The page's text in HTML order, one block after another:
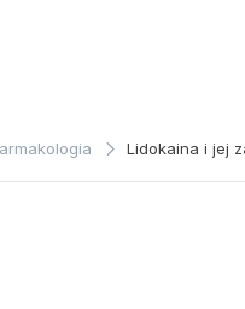
Lidokaina i jej